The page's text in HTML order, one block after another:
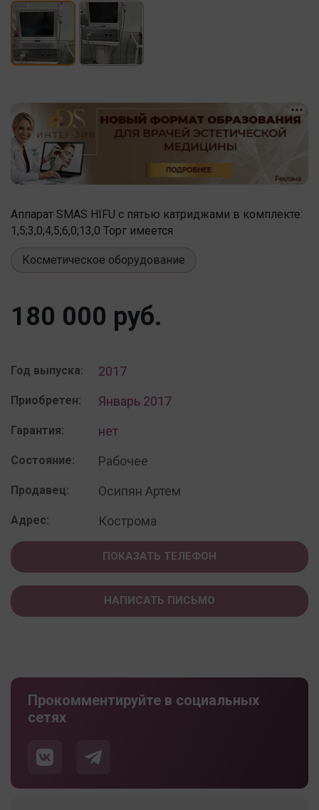
Аппарат SMAS HIFU с пятью катриджами в комплекте:
1,5;3,0;4,5;6,0;13,0 Торг имеется
Косметическое оборудование
180 000 руб.
Год выпуска: 2017
Приобретен: Январь 2017
Гарантия: нет
Состояние: Рабочее
Продавец: Осипян Артем
Адрес: Кострома
ПОКАЗАТЬ ТЕЛЕФОН
НАПИСАТЬ ПИСЬМО
Прокомментируйте в социальных
сетях